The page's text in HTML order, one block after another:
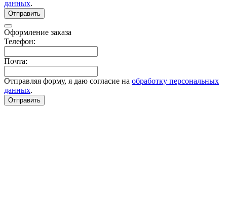
данных.
Отправить
Оформление заказа
Телефон:
Почта:
Отправляя форму, я даю согласие на обработку персональных
данных.
Отправить